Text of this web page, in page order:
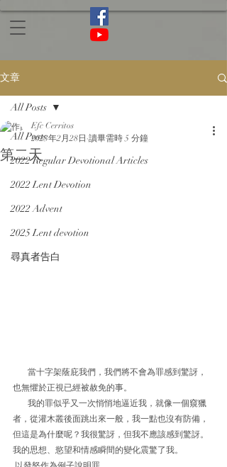
文章
All Posts
2022 Regular Devotional Articles
2022 Lent Devotion
2022 Advent
2025 Lent devotion
尋真者告白
All Posts
第二天
Efc Cerritos
2023年2月28日 讀畢需時 5 分鐘
也無懼於正視已經被赦免的事。
者，從灌木叢後面跳出來一般，我一點也沒有防備，
但這是為什麼呢？我很驚訝，但我不應該感到驚訝。
我的思想、慾望和情感瞬間的變化震驚了我。